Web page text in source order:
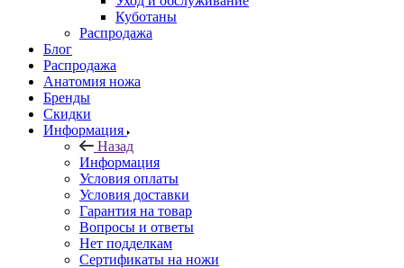
Куботаны
Распродажа
Блог
Распродажа
Анатомия ножа
Бренды
Скидки
Информация
Назад
Информация
Условия оплаты
Условия доставки
Гарантия на товар
Вопросы и ответы
Нет подделкам
Сертификаты на ножи